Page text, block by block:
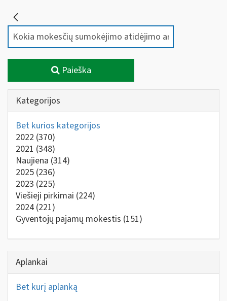
Paieška
Kategorijos
Bet kurios kategorijos
2022 (370)
2021 (348)
Naujiena (314)
2025 (236)
2023 (225)
Viešieji pirkimai (224)
2024 (221)
Gyventojų pajamų mokestis (151)
Aplankai
Bet kurį aplanką